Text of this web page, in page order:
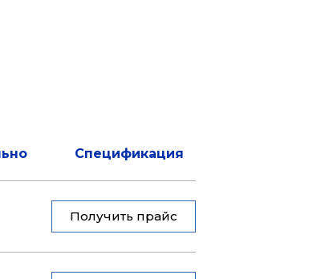
Спецификация
Получить прайс